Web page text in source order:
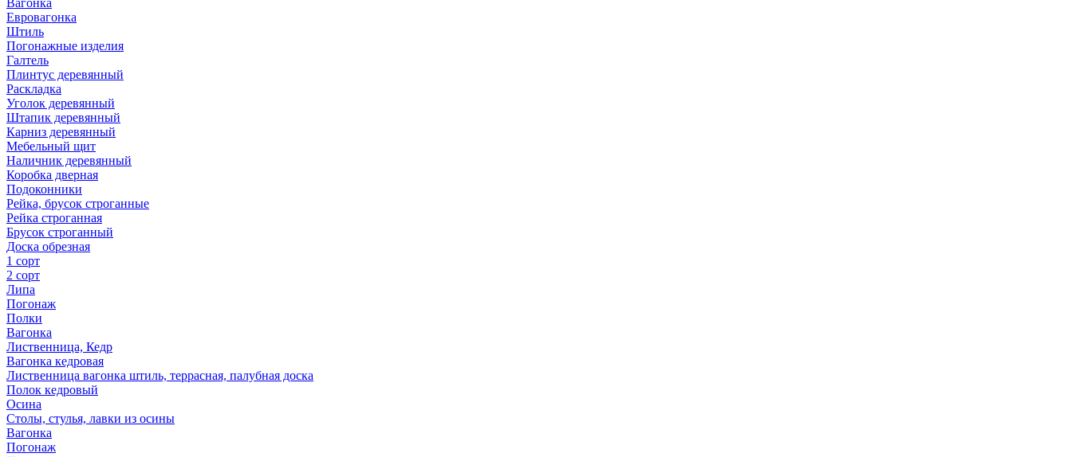
Вагонка
Евровагонка
Штиль
Погонажные изделия
Галтель
Плинтус деревянный
Раскладка
Уголок деревянный
Штапик деревянный
Карниз деревянный
Мебельный щит
Наличник деревянный
Коробка дверная
Подоконники
Рейка, брусок строганные
Рейка строганная
Брусок строганный
Доска обрезная
1 сорт
2 сорт
Липа
Погонаж
Полки
Вагонка
Лиственница, Кедр
Вагонка кедровая
Лиственница вагонка штиль, террасная, палубная доска
Полок кедровый
Осина
Столы, стулья, лавки из осины
Вагонка
Погонаж